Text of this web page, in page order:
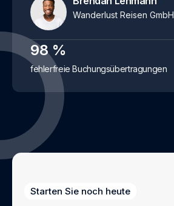
Wanderlust Reisen GmbH
98%
fehlerfreie Buchungsübertragungen
Starten Sie noch heute